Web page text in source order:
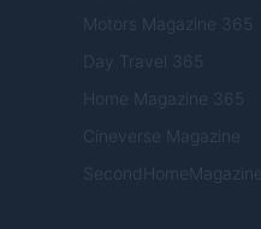
Motors Magazine 365
Day Travel 365
Home Magazine 365
Cineverse Magazine
SecondHomeMagazine